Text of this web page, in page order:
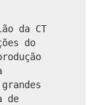
da CT
do
de